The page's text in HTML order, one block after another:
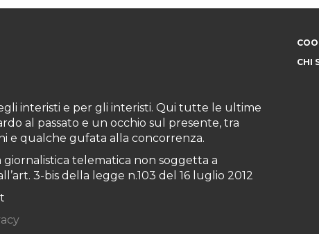
interisti e per gli interisti. Qui tutte le ultime
al passato e un occhio sul presente, tra
e qualche gufata alla concorrenza.
giornalistica telematica non soggetta a
3-bis della legge n.103 del 16 luglio 2012
CHI